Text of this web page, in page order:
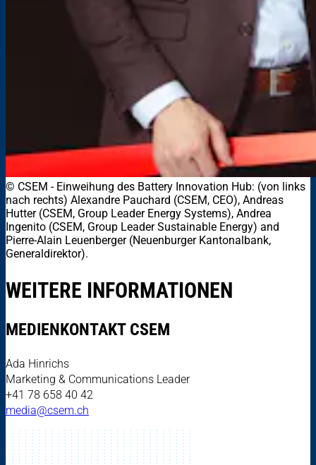
© CSEM - Einweihung des Battery Innovation Hub: (von links
nach rechts) Alexandre Pauchard (CSEM, CEO), Andreas
Hutter (CSEM, Group Leader Energy Systems), Andrea
Ingenito (CSEM, Group Leader Sustainable Energy) and
Pierre-Alain Leuenberger (Neuenburger Kantonalbank,
Generaldirektor).
WEITERE INFORMATIONEN
MEDIENKONTAKT CSEM
Ada Hinrichs
Marketing & Communications Leader
+41 78 658 40 42
media@csem.ch